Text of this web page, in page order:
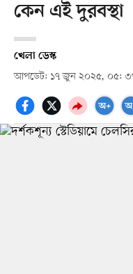
কেন এই দুরবস্থা
খেলা ডেস্ক
আপডেট: ১৭ জুন ২০২৫, ০৫: